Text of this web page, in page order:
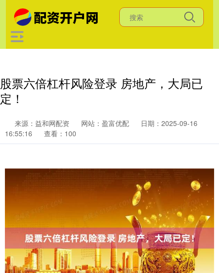
股票六倍杠杆风险登录 房地产，大局已
定！
来源：益和网配资 网站：盈富优配
日期：2025-09-16
16:55:16
查看：100